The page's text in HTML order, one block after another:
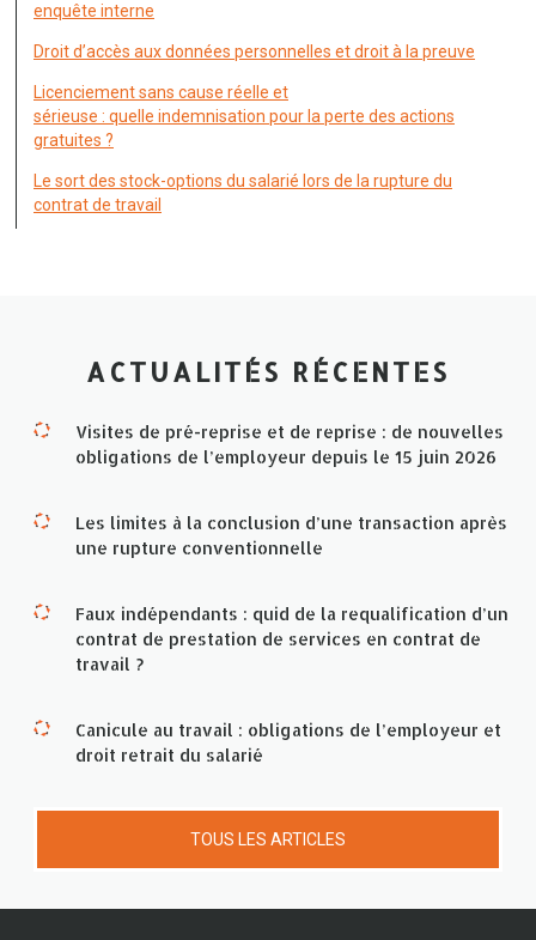
enquête interne
Droit d’accès aux données personnelles et droit à la preuve
Licenciement sans cause réelle et
sérieuse : quelle indemnisation pour la perte des actions
gratuites ?
Le sort des stock-options du salarié lors de la rupture du
contrat de travail
ACTUALITÉS RÉCENTES
Visites de pré-reprise et de reprise : de nouvelles
obligations de l’employeur depuis le 15 juin 2026
Les limites à la conclusion d’une transaction après
une rupture conventionnelle
Faux indépendants : quid de la requalification d’un
contrat de prestation de services en contrat de
travail ?
Canicule au travail : obligations de l’employeur et
droit retrait du salarié
TOUS LES ARTICLES